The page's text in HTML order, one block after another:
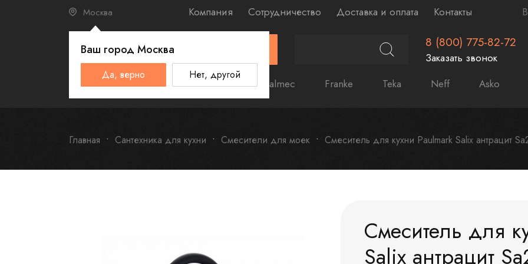
Москва
Ваш город Москва
Да, верно Нет, другой
Компания Сотрудничество Доставка и оплата Контакты
8 (800) 775-82-72
Заказать звонок
Schulthess Smeg Omoikiri Falmec Franke Teka Neff Asko
Главная Сантехника для кухни Смесители для моек Смеситель для кухни Paulmark Salix антрацит
Смеситель для
Salix антрацит